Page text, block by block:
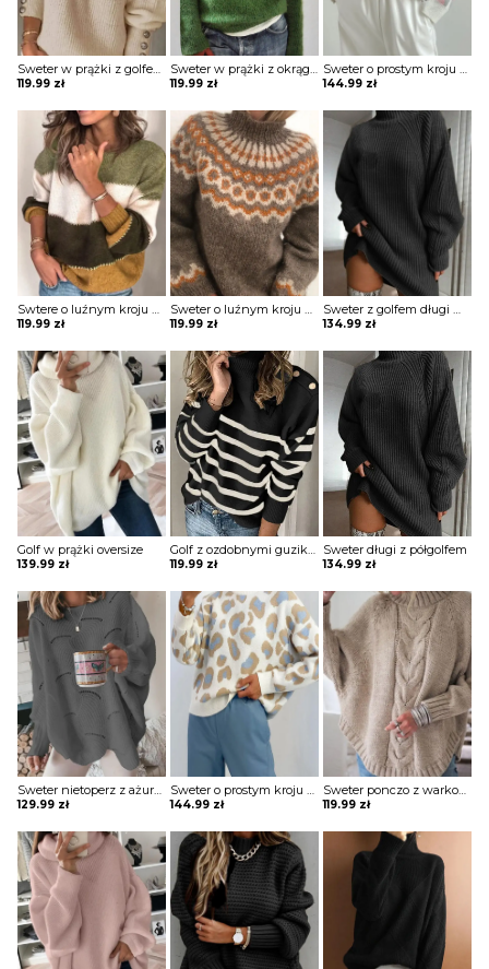
Sweter w prążki z golfem i guzikami na rękawach
119.99 zł
Sweter w prążki z okrągłym dekoltem
119.99 zł
Sweter o prostym kroju z półgolfem
144.99 zł
Swtere o luźnym kroju z przeszyciami
119.99 zł
Sweter o luźnym kroju z półgolfem
119.99 zł
Sweter z golfem długi w prążki
134.99 zł
Golf w prążki oversize
139.99 zł
Golf z ozdobnymi guzikami na ramieniu
119.99 zł
Sweter długi z półgolfem
134.99 zł
Sweter nietoperz z ażurowymi wstawkami
129.99 zł
Sweter o prostym kroju z półgolfem
144.99 zł
Sweter ponczo z warkoczem
119.99 zł